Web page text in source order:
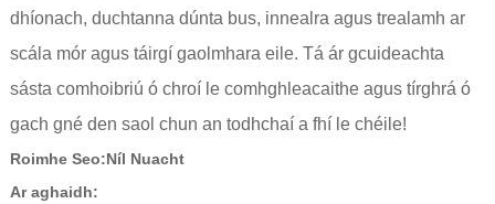
dhíonach, duchtanna dúnta bus, innealra agus trealamh ar
scála mór agus táirgí gaolmhara eile. Tá ár gcuideachta
sásta comhoibriú ó chroí le comhghleacaithe agus tírghrá ó
gach gné den saol chun an todhchaí a fhí le chéile!
Roimhe Seo:Níl Nuacht
Ar aghaidh: